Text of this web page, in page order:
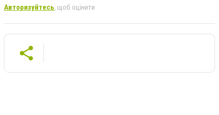
Авторизуйтесь, щоб оцінити